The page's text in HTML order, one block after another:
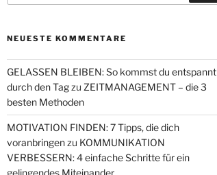
NEUESTE KOMMENTARE
GELASSEN BLEIBEN: So kommst du entspannt
durch den Tagzu ZEITMANAGEMENT – die 3
besten Methoden
MOTIVATION FINDEN: 7 Tipps, die dich
voranbringenzu KOMMUNIKATION
VERBESSERN: 4 einfache Schritte für ein